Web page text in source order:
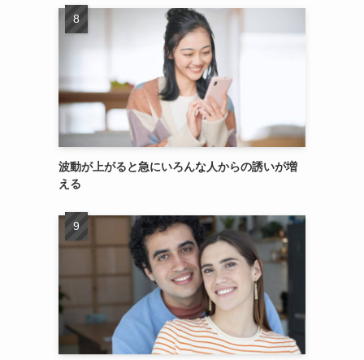
波動が上がると急にいろんな人からの誘いが増
える